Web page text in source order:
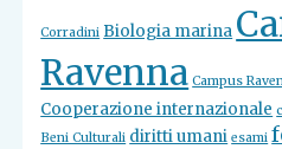
Corradini Biologia marina
Ravenna Campus
Cooperazione internazionale
Beni Culturali diritti umani esami